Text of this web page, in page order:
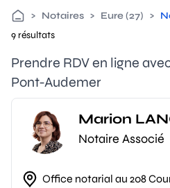
> Notaires > Eure (27) >
9 résultats
Prendre RDV en ligne
Pont-Audemer
Marion
Notaire Associé
Office notarial au 208